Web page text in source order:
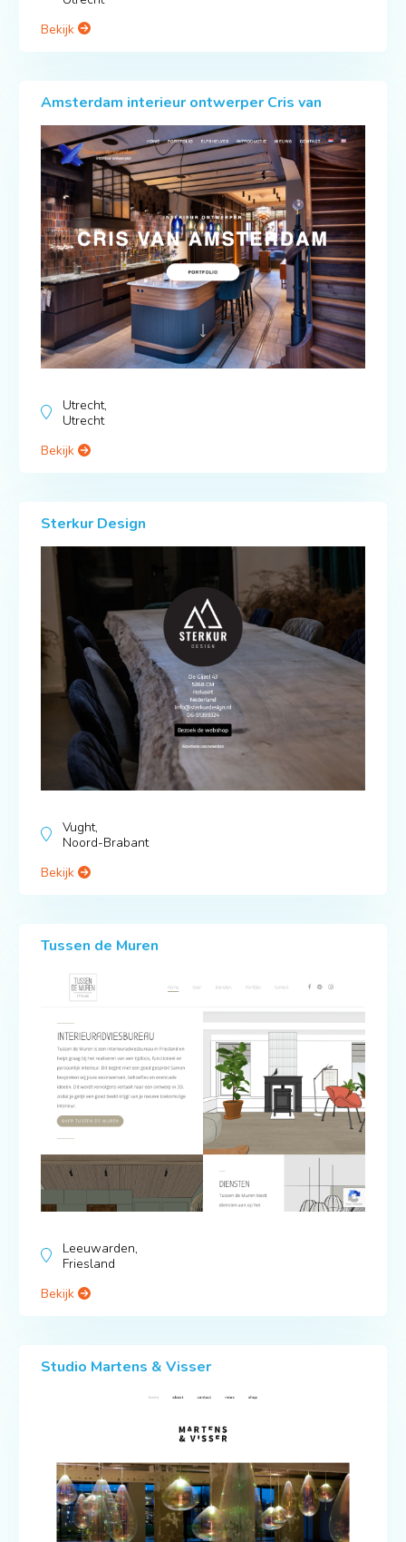
Bekijk
Amsterdam interieur ontwerper Cris van
Utrecht,
Utrecht
Bekijk
Sterkur Design
Vught,
Noord-Brabant
Bekijk
Tussen de Muren
Leeuwarden,
Friesland
Bekijk
Studio Martens & Visser